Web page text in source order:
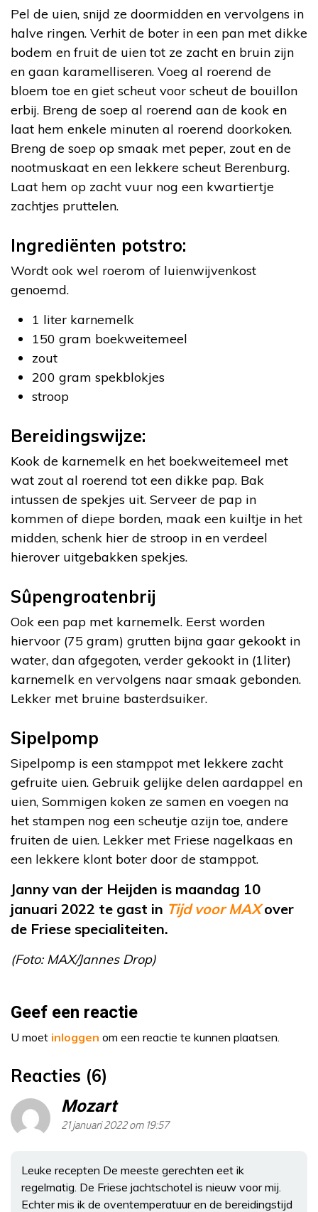
Pel de uien, snijd ze doormidden en vervolgens in
halve ringen. Verhit de boter in een pan met dikke
bodem en fruit de uien tot ze zacht en bruin zijn
en gaan karamelliseren. Voeg al roerend de
bloem toe en giet scheut voor scheut de bouillon
erbij. Breng de soep al roerend aan de kook en
laat hem enkele minuten al roerend doorkoken.
Breng de soep op smaak met peper, zout en de
nootmuskaat en een lekkere scheut Berenburg.
Laat hem op zacht vuur nog een kwartiertje
zachtjes pruttelen.
Ingrediënten potstro:
Wordt ook wel roerom of luienwijvenkost
genoemd.
1 liter karnemelk
150 gram boekweitemeel
zout
200 gram spekblokjes
stroop
Bereidingswijze:
Kook de karnemelk en het boekweitemeel met
wat zout al roerend tot een dikke pap. Bak
intussen de spekjes uit. Serveer de pap in
kommen of diepe borden, maak een kuiltje in het
midden, schenk hier de stroop in en verdeel
hierover uitgebakken spekjes.
Sûpengroatenbrij
Ook een pap met karnemelk. Eerst worden
hiervoor (75 gram) grutten bijna gaar gekookt in
water, dan afgegoten, verder gekookt in (1liter)
karnemelk en vervolgens naar smaak gebonden.
Lekker met bruine basterdsuiker.
Sipelpomp
Sipelpomp is een stamppot met lekkere zacht
gefruite uien. Gebruik gelijke delen aardappel en
uien, Sommigen koken ze samen en voegen na
het stampen nog een scheutje azijn toe, andere
fruiten de uien. Lekker met Friese nagelkaas en
een lekkere klont boter door de stamppot.
Janny van der Heijden is maandag 10
januari 2022 te gast in Tijd voor MAXover
de Friese specialiteiten.
(Foto: MAX/Jannes Drop)
Geef een reactie
U moet inloggen om een reactie te kunnen plaatsen.
Reacties (6)
Mozart
21 januari 2022 om 19:57
Leuke recepten De meeste gerechten eet ik
regelmatig. De Friese jachtschotel is nieuw voor mij.
Echter mis ik de oventemperatuur en de bereidingstijd